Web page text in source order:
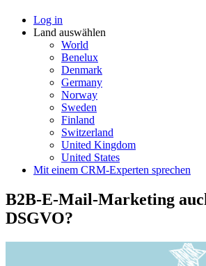
Log in
Land auswählen
World
Benelux
Denmark
Germany
Norway
Sweden
Finland
Switzerland
United Kingdom
United States
Mit einem CRM-Experten sprechen
B2B-E-Mail-Marketing
DSGVO?